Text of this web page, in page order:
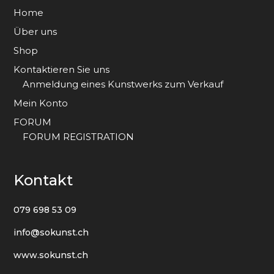
Home
Über uns
Shop
Kontaktieren Sie uns
Anmeldung eines Kunstwerks zum Verkauf
Mein Konto
FORUM
FORUM REGISTRATION
Kontakt
079 698 53 09
info@sokunst.ch
www.sokunst.ch